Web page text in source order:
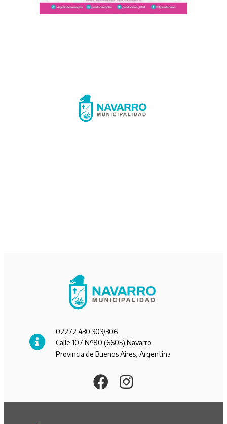
02272 430 303/306
Calle 107 Nº80 (6605) Navarro
Provincia de Buenos Aires, Argentina